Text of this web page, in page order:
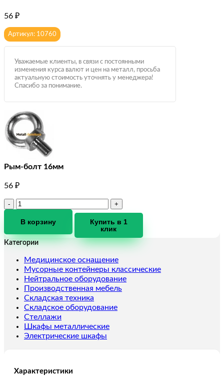
56 ₽
Артикул: 10760
Уважаемые клиенты, в связи с постоянными
изменения курса валют и цен на металл, просьба
актуальную стоимость уточнять у менеджера!
Спасибо за понимание.
Рым-болт 16мм
56 ₽
Количество
Рым-
16мм
В корзину
Купить в 1
клик
Категории
Медицинское оснащение
Мусорные контейнеры классические
Нейтральное оборудование
Производственная мебель
Складская техника
Складское оборудование
Стеллажи
Шкафы металлические
Электрические шкафы
Характеристики